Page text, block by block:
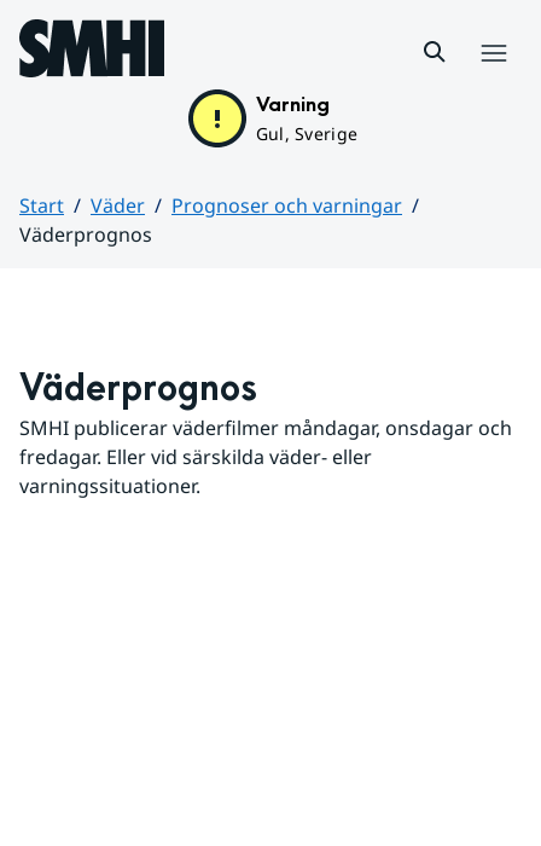
Hoppa till sidans innehåll
Varning
Gul, Sverige
Start Väder
Prognoser och varningar
Väderprognos
Väderprognos
SMHI publicerar väderfilmer måndagar, onsdagar och
fredagar. Eller vid särskilda väder- eller
varningssituationer.